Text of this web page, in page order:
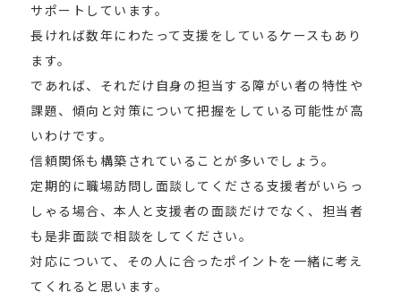
サポートしています。
長ければ数年にわたって支援をしているケースもあり
ます。
であれば、それだけ自身の担当する障がい者の特性や
課題、傾向と対策について把握をしている可能性が高
いわけです。
信頼関係も構築されていることが多いでしょう。
定期的に職場訪問し面談してくださる支援者がいらっ
しゃる場合、本人と支援者の面談だけでなく、担当者
も是非面談で相談をしてください。
対応について、その人に合ったポイントを一緒に考え
てくれると思います。